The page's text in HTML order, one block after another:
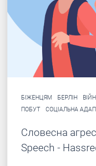
БІЖЕНЦЯМ БЕРЛІН
ПОБУТ
СОЦІАЛЬНА
Cловесна
Speech -